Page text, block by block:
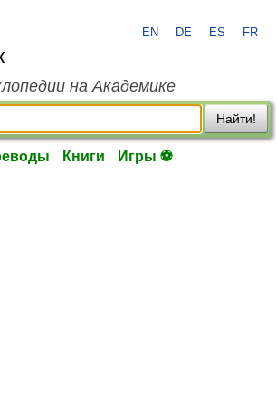
EN DE ES FR
на Академике
Найти!
Книги Игры ⚽